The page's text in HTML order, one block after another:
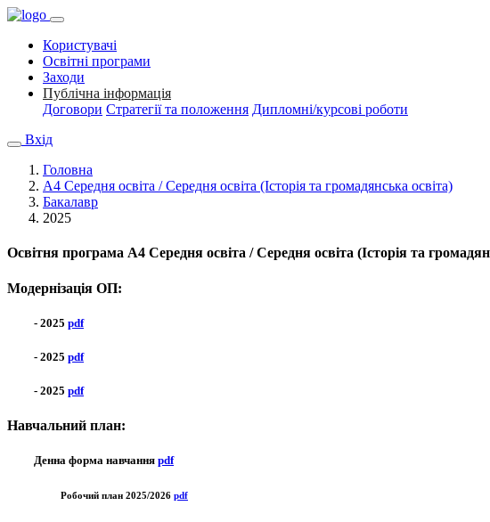
Користувачі
Освітні програми
Заходи
Публічна інформація
Договори Стратегії та положення Дипломні/курсові роботи
Вхід
Головна
A4 Середня освіта / Середня освіта (Історія та громадянська освіта)
Бакалавр
2025
Освітня програма A4 Середня освіта / Середня освіта (Історія та
Модернізація ОП:
- 2025 pdf
- 2025 pdf
- 2025 pdf
Навчальний план:
Денна форма навчання pdf
Робочий план 2025/2026 pdf